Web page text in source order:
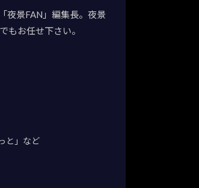
夜景FAN」編集長。夜景
もお任せ下さい。
と」など